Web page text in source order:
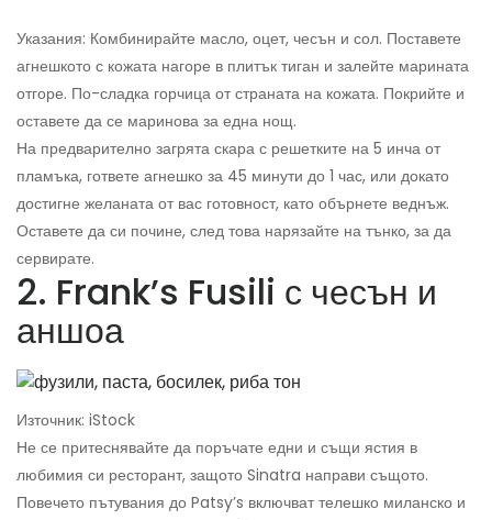
Указания: Комбинирайте масло, оцет, чесън и сол. Поставете
агнешкото с кожата нагоре в плитък тиган и залейте марината
отгоре. По-сладка горчица от страната на кожата. Покрийте и
оставете да се маринова за една нощ.
На предварително загрята скара с решетките на 5 инча от
пламъка, гответе агнешко за 45 минути до 1 час, или докато
достигне желаната от вас готовност, като обърнете веднъж.
Оставете да си почине, след това нарязайте на тънко, за да
сервирате.
2. Frank’s Fusili с чесън и
аншоа
Източник: iStock
Не се притеснявайте да поръчате едни и същи ястия в
любимия си ресторант, защото Sinatra направи същото.
Повечето пътувания до Patsy’s включват телешко миланско и